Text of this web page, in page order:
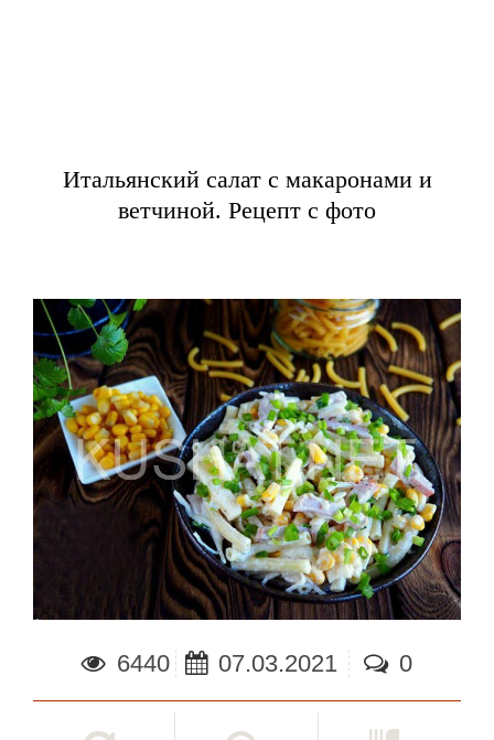
Итальянский салат с макаронами и
ветчиной. Рецепт с фото
6440 07.03.2021 0